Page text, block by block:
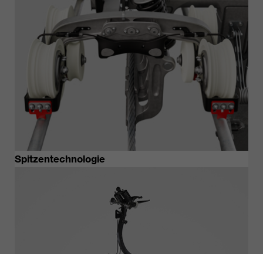
Spitzentechnologie
https://policies.google.com/privacy.
Gesammelte nicht
personenbezogene Daten werden
verwendet, um Berichte über die
Nutzung der Website zu erstellen,
die uns helfen, unsere Websites /
Apps zu verbessern. Diese
Informationen werden auch an
unsere Kunden / Partner
weitergegeben.